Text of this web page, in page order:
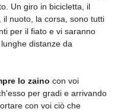
Un giro in bicicletta, il
il nuoto, la corsa, sono tutti
per il fiato e vi saranno
distanze da
lo zaino con voi
per gradi e arrivando
con voi ciò che